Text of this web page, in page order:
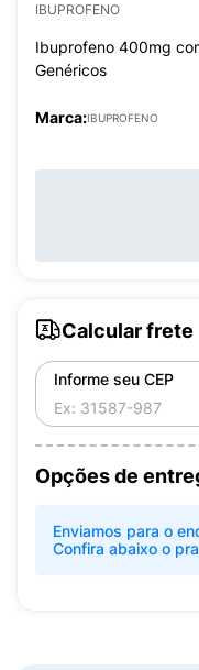
IBUPROFENO
Ibuprofeno 400mg
Genéricos
Marca:IBUPROFENO
Calcular frete
Informe seu CEP
Opções de
Enviamos para o
Confira abaixo o